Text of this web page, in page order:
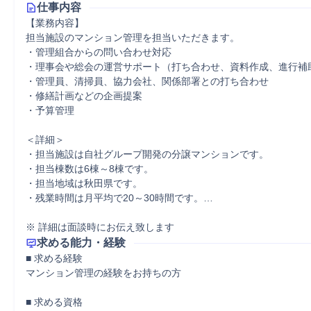
仕事内容
【業務内容】
担当施設のマンション管理を担当いただきます。
・管理組合からの問い合わせ対応
・理事会や総会の運営サポート（打ち合わせ、資料作成、進行補
・管理員、清掃員、協力会社、関係部署との打ち合わせ
・修繕計画などの企画提案
・予算管理
＜詳細＞
・担当施設は自社グループ開発の分譲マンションです。
・担当棟数は6棟～8棟です。
・担当地域は秋田県です。
・残業時間は月平均で20～30時間です。…
※ 詳細は面談時にお伝え致します
求める能力・経験
■ 求める経験
マンション管理の経験をお持ちの方
■ 求める資格